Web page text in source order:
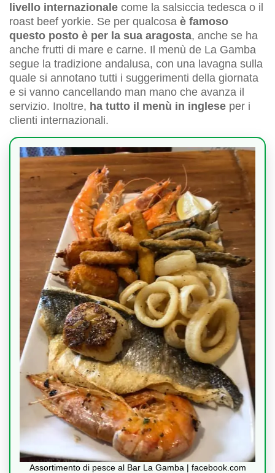
livello internazionale come la salsiccia tedesca o il
roast beef yorkie. Se per qualcosa è famoso
questo posto è per la sua aragosta, anche se ha
anche frutti di mare e carne. Il menù de La Gamba
segue la tradizione andalusa, con una lavagna sulla
quale si annotano tutti i suggerimenti della giornata
e si vanno cancellando man mano che avanza il
servizio. Inoltre, ha tutto il menù in inglese per i
clienti internazionali.
Assortimento di pesce al Bar La Gamba | facebook.com